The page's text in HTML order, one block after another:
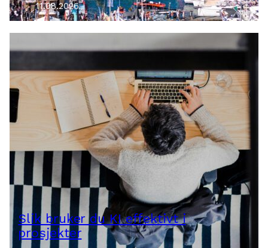
11.08.2026
Slik bruker du KI effektivt i
prosjekter